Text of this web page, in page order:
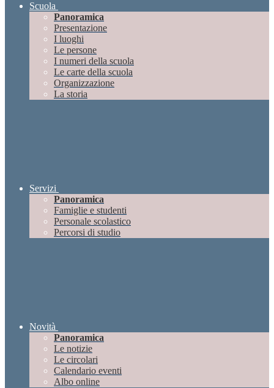
Scuola
Panoramica
Presentazione
I luoghi
Le persone
I numeri della scuola
Le carte della scuola
Organizzazione
La storia
Servizi
Panoramica
Famiglie e studenti
Personale scolastico
Percorsi di studio
Novità
Panoramica
Le notizie
Le circolari
Calendario eventi
Albo online